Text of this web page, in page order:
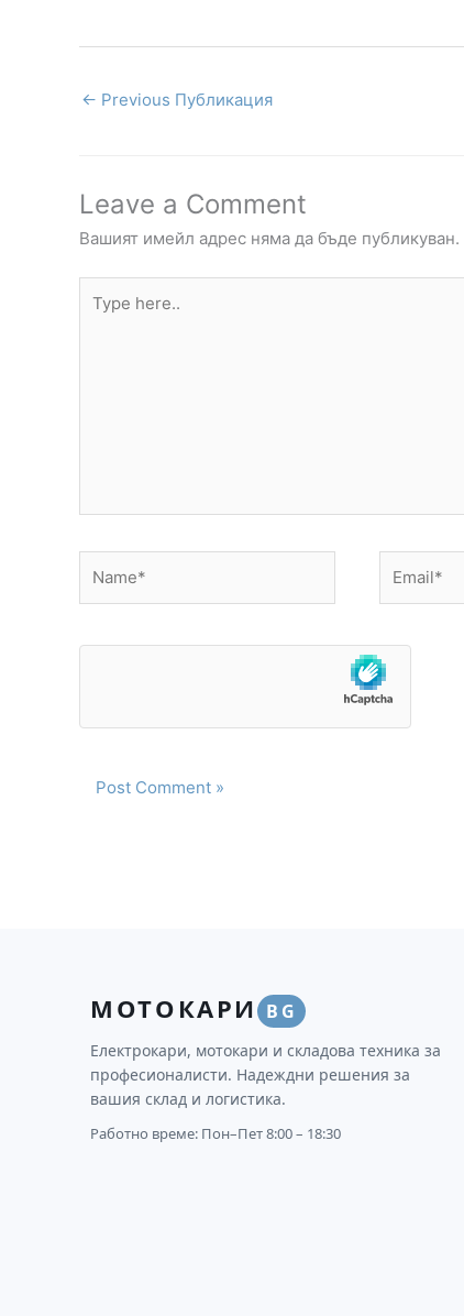
← Previous Публикация
Leave a Comment
Вашият имейл адрес няма да бъде публикуван.
here..
МОТОКАРИ BG
Електрокари, мотокари и складова техника за
професионалисти. Надеждни решения за
вашия склад и логистика.
Работно време: Пон–Пет 8:00 – 18:30